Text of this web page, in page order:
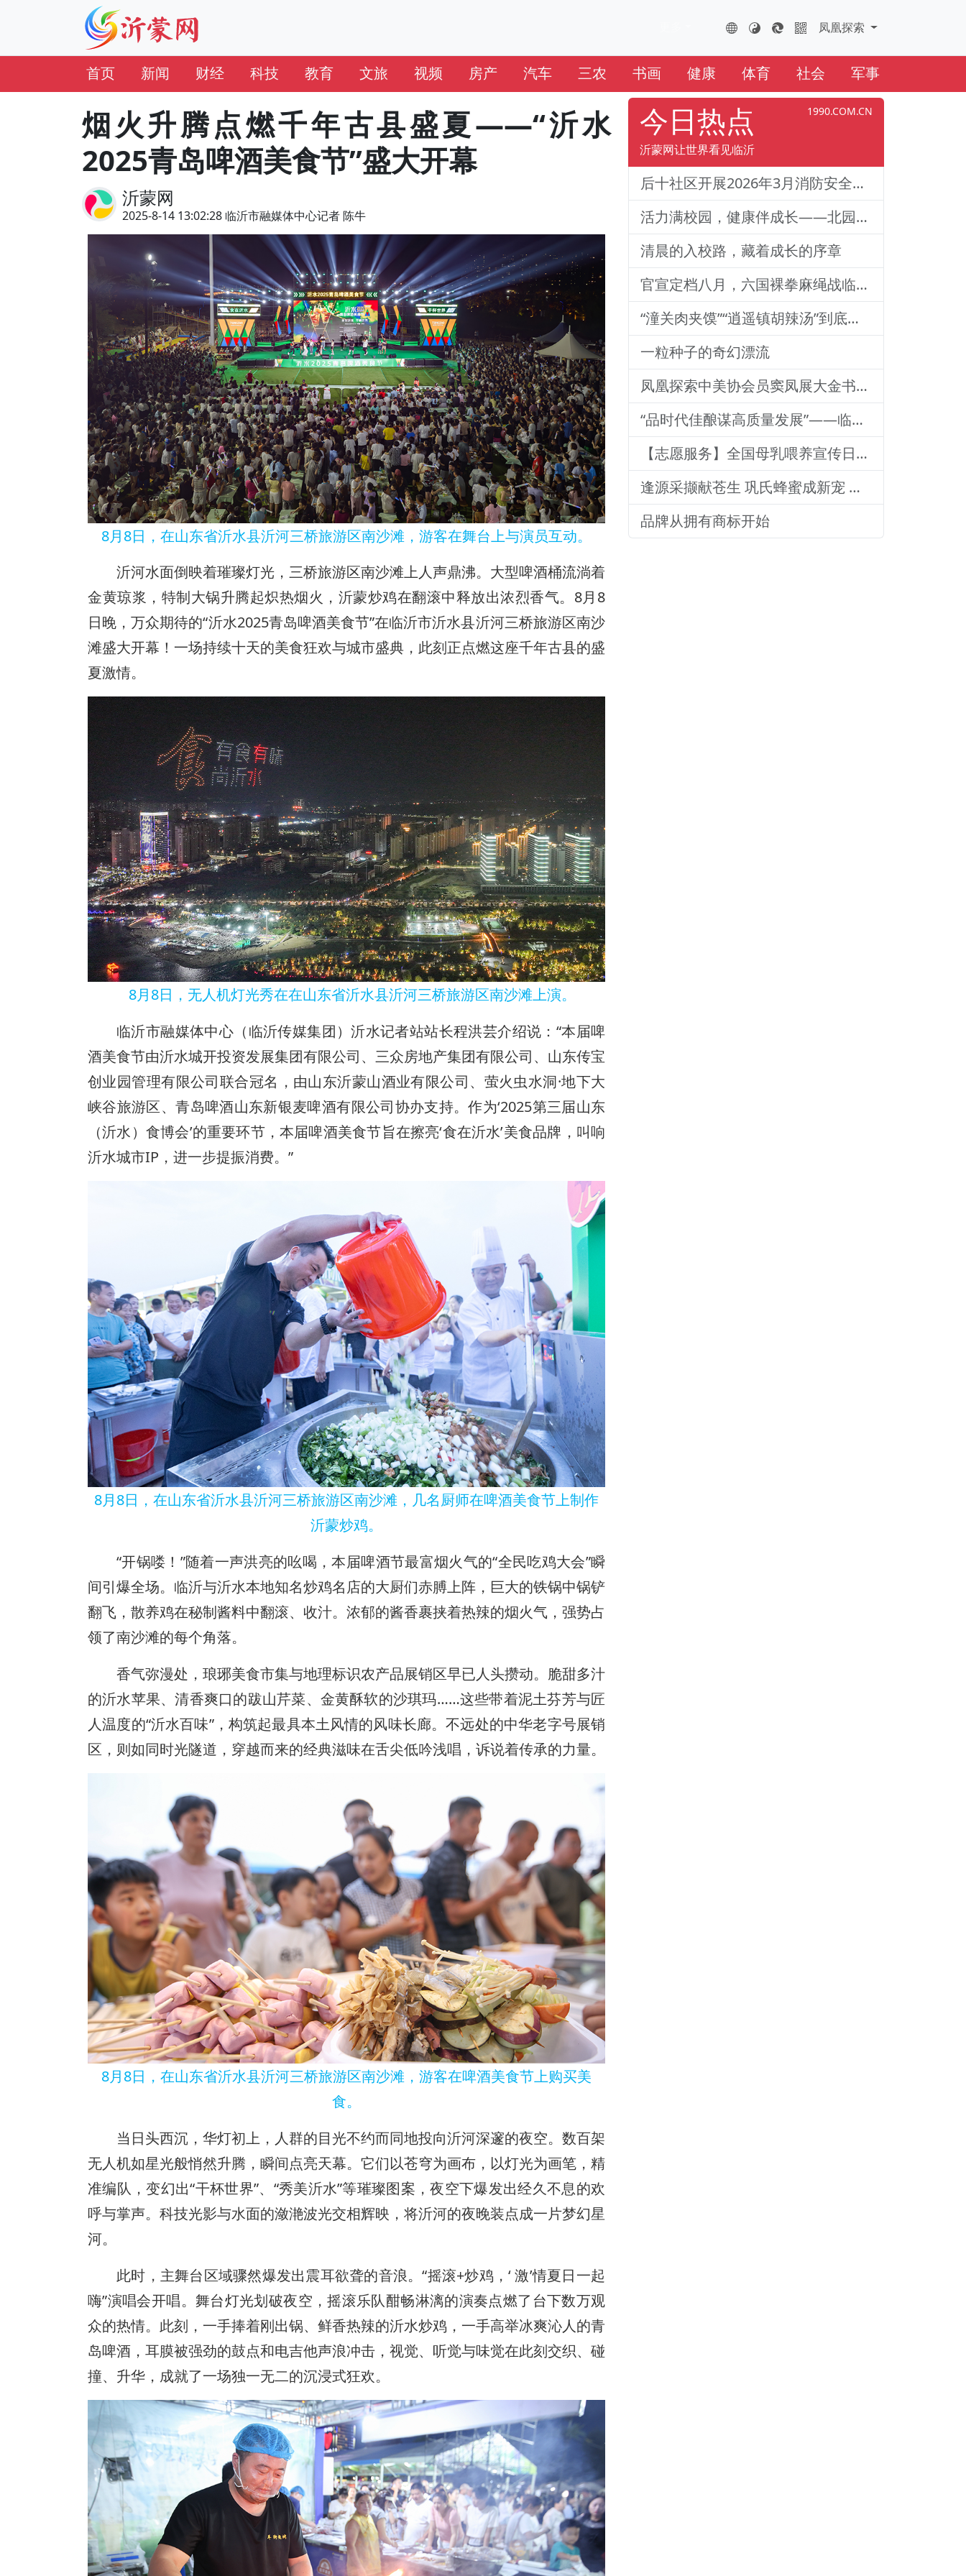
FHTS.CN
凤凰探索 凤凰云全球互联网
首页 新闻 财经 科技 教育 文旅 视频 房产 汽车 三农 书画 健康 体育 社会 军事
烟火升腾点燃千年古县盛夏——“沂水
2025青岛啤酒美食节”盛大开幕
沂蒙网
2025-8-14 13:02:28 临沂市融媒体中心记者 陈牛
8月8日，在山东省沂水县沂河三桥旅游区南沙滩，游客在舞台上与演员互动。
沂河水面倒映着璀璨灯光，三桥旅游区南沙滩上人声鼎沸。大型啤酒桶流淌着
金黄琼浆，特制大锅升腾起炽热烟火，沂蒙炒鸡在翻滚中释放出浓烈香气。8月8
日晚，万众期待的“沂水2025青岛啤酒美食节”在临沂市沂水县沂河三桥旅游区南沙
滩盛大开幕！一场持续十天的美食狂欢与城市盛典，此刻正点燃这座千年古县的盛
夏激情。
8月8日，无人机灯光秀在在山东省沂水县沂河三桥旅游区南沙滩上演。
临沂市融媒体中心（临沂传媒集团）沂水记者站站长程洪芸介绍说：“本届啤
酒美食节由沂水城开投资发展集团有限公司、三众房地产集团有限公司、山东传宝
创业园管理有限公司联合冠名，由山东沂蒙山酒业有限公司、萤火虫水洞·地下大
峡谷旅游区、青岛啤酒山东新银麦啤酒有限公司协办支持。作为‘2025第三届山东
（沂水）食博会’的重要环节，本届啤酒美食节旨在擦亮‘食在沂水’美食品牌，叫响
沂水城市IP，进一步提振消费。”
8月8日，在山东省沂水县沂河三桥旅游区南沙滩，几名厨师在啤酒美食节上制作
沂蒙炒鸡。
“开锅喽！”随着一声洪亮的吆喝，本届啤酒节最富烟火气的“全民吃鸡大会”瞬
间引爆全场。临沂与沂水本地知名炒鸡名店的大厨们赤膊上阵，巨大的铁锅中锅铲
翻飞，散养鸡在秘制酱料中翻滚、收汁。浓郁的酱香裹挟着热辣的烟火气，强势占
领了南沙滩的每个角落。
香气弥漫处，琅琊美食市集与地理标识农产品展销区早已人头攒动。脆甜多汁
的沂水苹果、清香爽口的跋山芹菜、金黄酥软的沙琪玛……这些带着泥土芬芳与匠
人温度的“沂水百味”，构筑起最具本土风情的风味长廊。不远处的中华老字号展销
区，则如同时光隧道，穿越而来的经典滋味在舌尖低吟浅唱，诉说着传承的力量。
8月8日，在山东省沂水县沂河三桥旅游区南沙滩，游客在啤酒美食节上购买美
食。
当日头西沉，华灯初上，人群的目光不约而同地投向沂河深邃的夜空。数百架
无人机如星光般悄然升腾，瞬间点亮天幕。它们以苍穹为画布，以灯光为画笔，精
准编队，变幻出“干杯世界”、“秀美沂水”等璀璨图案，夜空下爆发出经久不息的欢
呼与掌声。科技光影与水面的潋滟波光交相辉映，将沂河的夜晚装点成一片梦幻星
河。
此时，主舞台区域骤然爆发出震耳欲聋的音浪。“摇滚+炒鸡，‘ 激’情夏日一起
嗨”演唱会开唱。舞台灯光划破夜空，摇滚乐队酣畅淋漓的演奏点燃了台下数万观
众的热情。此刻，一手捧着刚出锅、鲜香热辣的沂水炒鸡，一手高举冰爽沁人的青
岛啤酒，耳膜被强劲的鼓点和电吉他声浪冲击，视觉、听觉与味觉在此刻交织、碰
撞、升华，成就了一场独一无二的沉浸式狂欢。
今日热点 1990.COM.CN
沂蒙网让世界看见临沂
后十社区开展2026年3月消防安全演练活动
活力满校园，健康伴成长——北园路小学一二年级体质训练纪实
清晨的入校路，藏着成长的序章
官宣定档八月，六国裸拳麻绳战临沂巅峰对决！2026铁拳武风·红韵临沂国际巅峰搏击赛新闻发布会举行
“潼关肉夹馍”“逍遥镇胡辣汤”到底还能不能用？官方回
一粒种子的奇幻漂流
凤凰探索中美协会员窦凤展大金书画集绘就艺术传奇
“品时代佳酿谋高质量发展”——临沂老区高质量发展论坛暨贵州茅台酒（精品）主题活动圆满落幕
【志愿服务】全国母乳喂养宣传日：山东医专附属医院志愿者深入社区宣传母乳喂养健康知识
逢源采撷献苍生 巩氏蜂蜜成新宠 和善润物品牌就 养怡之福在沂蒙
品牌从拥有商标开始